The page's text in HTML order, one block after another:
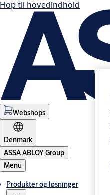
Hop til hovedindhold
Webshops
Denmark
ASSA ABLOY Group
Menu
Produkter og løsninger